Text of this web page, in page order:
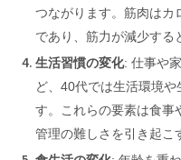
つながります。筋肉はカ
であり、筋力が減少する
生活習慣の変化: 仕事や
ど、40代では生活環境
す。これらの要素は食事
管理の難しさを引き起こ